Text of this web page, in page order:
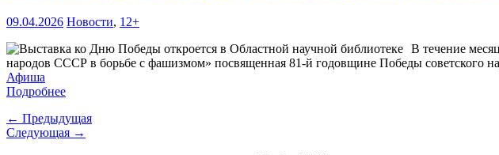
09.04.2026 Новости, 12+
В течение
народов СССР в борьбе с фашизмом» посвященная 81-й годовщине Победы советского
Афиша
Подробнее
← Предыдущая
Следующая →